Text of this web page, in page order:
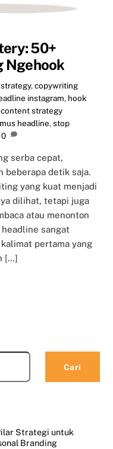
50+
Ngehook
,copywriting
instagram, hook
content strategy
headline,stop
0
serba cepat,
beberapa detik saja.
yang kuat menjadi
dilihat, tetapi juga
atau menonton
headline sangat
pertama yang
[…]
Cari
Strategi untuk
Branding